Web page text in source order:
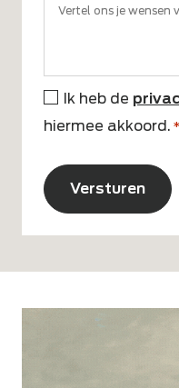
* Ik heb de
hiermee akkoord. *